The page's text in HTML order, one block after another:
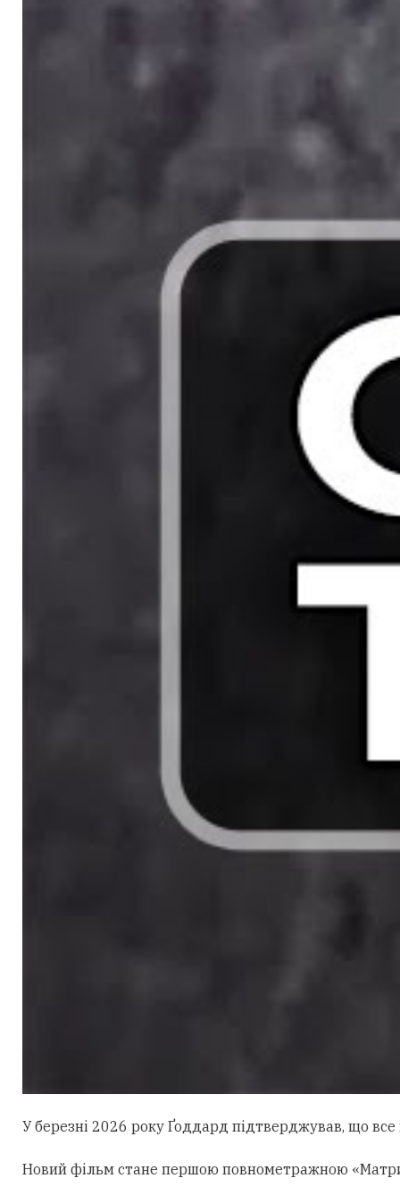
У березні 2026 року Ґоддард підтверджував, що все
Новий фільм стане першою повнометражною